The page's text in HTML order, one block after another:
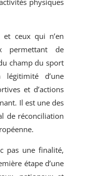
ceux qui n’en
de
champ du sport
d’une
et d’actions
Il est une des
de réconciliation
pas une finalité,
étape d’une